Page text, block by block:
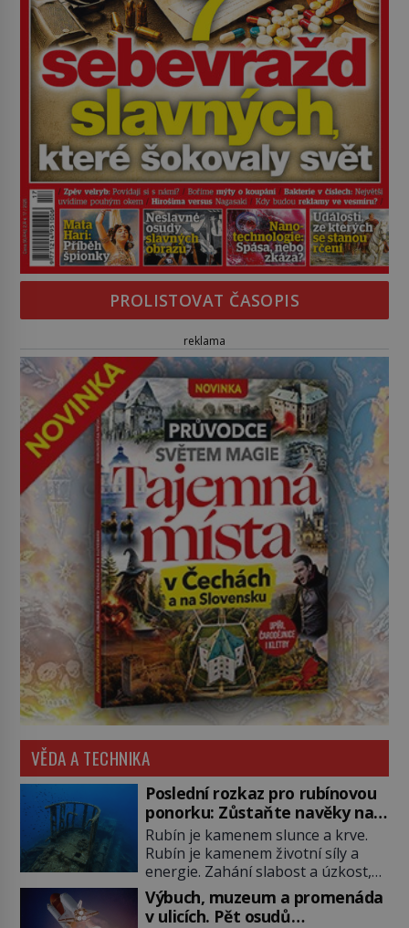
PROLISTOVAT ČASOPIS
reklama
VĚDA A TECHNIKA
Poslední rozkaz pro rubínovou
ponorku: Zůstaňte navěky na
mořském dně!
Rubín je kamenem slunce a krve.
Rubín je kamenem životní síly a
energie. Zahání slabost a úzkost,
posiluje srdce. Rubín je dobrým
jménem pro neživý stroj, kterému
Výbuch, muzeum a promenáda
v ulicích. Pět osudů